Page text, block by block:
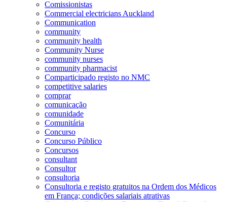
Comissionistas
Commercial electricians Auckland
Communication
community
community health
Community Nurse
community nurses
community pharmacist
Comparticipado registo no NMC
competitive salaries
comprar
comunicação
comunidade
Comunitária
Concurso
Concurso Público
Concursos
consultant
Consultor
consultoria
Consultoria e registo gratuitos na Ordem dos Médicos
em França; condições salariais atrativas